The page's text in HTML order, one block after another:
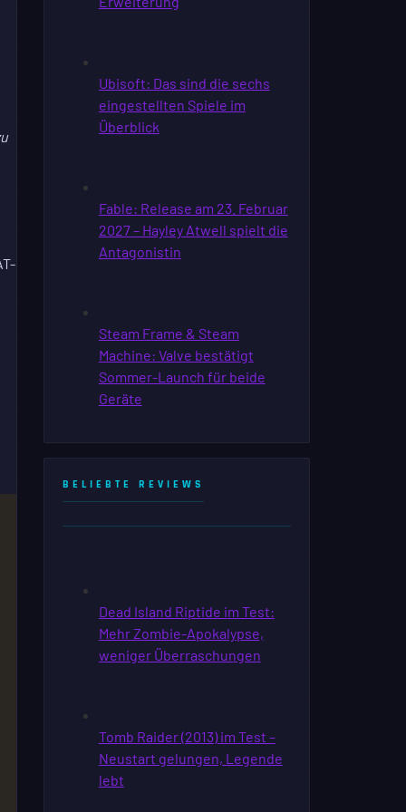
BELIEBTE REVIEWS